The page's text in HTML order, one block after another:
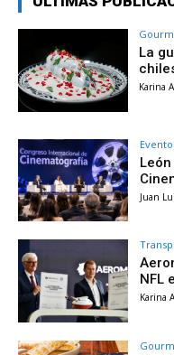
La
Karina
Juan
NFL
Karina